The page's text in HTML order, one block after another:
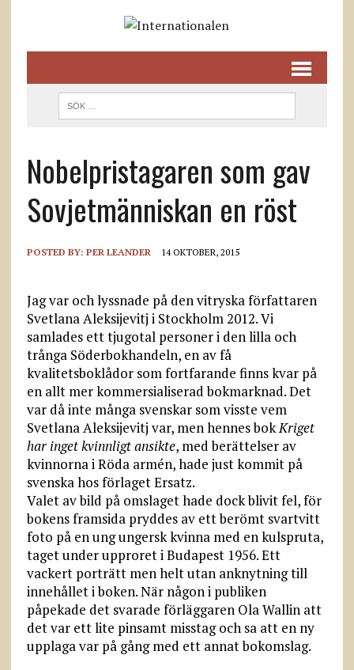
Nobelpristagaren som gav
Sovjetmänniskan en röst
POSTED BY: PER LEANDER 14 OKTOBER, 2015
Jag var och lyssnade på den vitryska författaren
Svetlana Aleksijevitj i Stockholm 2012. Vi
samlades ett tjugotal personer i den lilla och
trånga Söderbokhandeln, en av få
kvalitetsboklådor som fortfarande finns kvar på
en allt mer kommersialiserad bokmarknad. Det
var då inte många svenskar som visste vem
Svetlana Aleksijevitj var, men hennes bokKriget
har inget kvinnligt ansikte, med berättelser av
kvinnorna i Röda armén, hade just kommit på
svenska hos förlaget Ersatz.
Valet av bild på omslaget hade dock blivit fel, för
bokens framsida pryddes av ett berömt svartvitt
foto på en ung ungersk kvinna med en kulspruta,
taget under upproret i Budapest 1956. Ett
vackert porträtt men helt utan anknytning till
innehållet i boken. När någon i publiken
påpekade det svarade förläggaren Ola Wallin att
det var ett lite pinsamt misstag och sa att en ny
upplaga var på gång med ett annat bokomslag.